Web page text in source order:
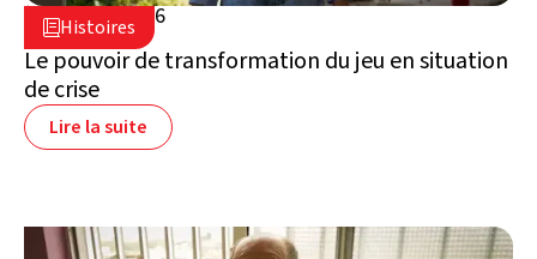
Histoires
16 juillet 2026
Liban
Le pouvoir de transformation du jeu en situation
de crise
Lire la suite